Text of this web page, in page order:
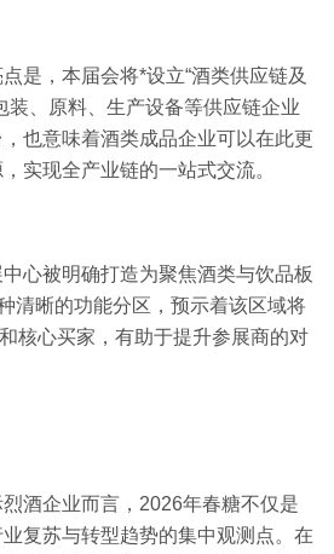
是，本届会将*设立“酒类供应链及
装、原料、生产设备等供应链企业
也意味着酒类成品企业可以在此更
实现全产业链的一站式交流。
心被明确打造为聚焦酒类与饮品板
清晰的功能分区，预示着该区域将
核心买家，有助于提升参展商的对
酒企业而言，2026年春糖不仅是
复苏与转型趋势的集中观测点。在